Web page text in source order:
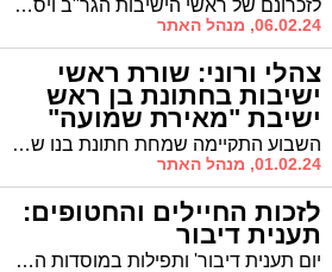
לזכרונם של ראשי הישיבות הגר"ב ויסבקר זצ"ל והגרב"מ אזרחי זצ"ל: מספד מר מרכזי בבית המדרש "אורות חיים ומשה" במעמד האדמו"ר הגה"צ רבי דוד חנניה פינטו שליט"א נשיא ממלכת התורה "אורות חיים ומשה"
06.02.24, מנהל האתר
צהלי ורוני: שורת ראשי
ישיבות בחתונת בן ראש
ישיבת "מאירת שמועה"
השבוע התקיימה שמחת חתונת בנו של ראש ישיבת 'מאירת שמועה', הרה"ג ר' נחום רוזנבלט שליט"א, תלמידו המובהק של הגרד"צ קרלנשטיין זצ"ל. גלריה מרהיבה מהשמחה
01.02.24, מנהל האתר
לזכות החיילים והחטופים:
תענית דיבור
יום תענית דיבור' ותפילות במוסדות התורה והחסד "בית מאיר" לזכותם של החיילים והחטופים בראשות האדמו"ר הרה"צ רבי שמואל שמעון טולידאנו